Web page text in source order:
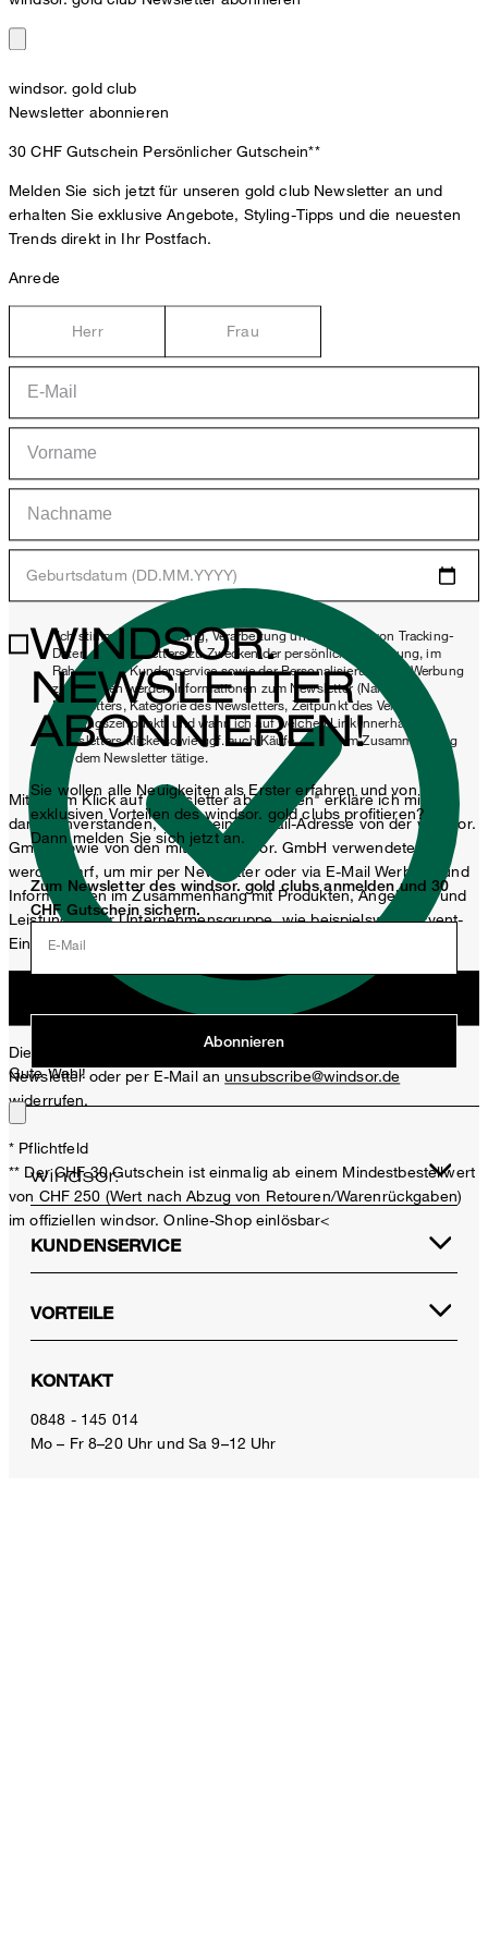
Baumwollmix-Chino Cino in Navy
CHF 150.00
inkl. MwSt
48
windsor. gold club
Newsletter abonnieren
30 CHF Gutschein Persönlicher Gutschein**
Melden Sie sich jetzt für unseren gold club Newsletter an und
erhalten Sie exklusive Angebote, Styling-Tipps und die neuesten
Trends direkt in Ihr Postfach.
Anrede
Herr Frau
Geburtsdatum (DD.MM.YYYY)
*Ich stimme der Erhebung, Verarbeitung und Nutzung von Tracking-
Daten des Newsletters zu Zwecken der persönlichen Beratung, im
Rahmen des Kundenservice sowie der Personalisierung von Werbung
zu. Erhoben werden Informationen zum Newsletter (Name des
Newsletters, Kategorie des Newsletters, Zeitpunkt des Versands,
Öffnungszeitpunkt) und wann ich auf welchen Link innerhalb des
Newsletters klicke sowie ggf. auch Käufe, die ich im Zusammenhang
mit dem Newsletter tätige.
Mit einem Klick auf „Newsletter abonnieren" erkläre ich mich
damit einverstanden, dass meine E-Mail-Adresse von der windsor.
GmbH sowie von den mit der windsor. GmbH verwendeten
werden darf, um mir per Newsletter oder via E-Mail Werbung und
Informationen im Zusammenhang mit Produkten, Angeboten und
Leistungen der Unternehmensgruppe, wie beispielsweise Event-
Einladungen, Aktionen, Produkt-Promotions zuzusenden.
Diese Einwilligung kann ich jederzeit durch den Abmeldelink im
Newsletter oder per E-Mail anunsubscribe@windsor.de
widerrufen.
* Pflichtfeld
** Der CHF 30 Gutschein ist einmalig ab einem Mindestbestellwert
von CHF 250 (Wert nach Abzug von Retouren/Warenrückgaben)
im offiziellen windsor. Online-Shop einlösbar<
Gute Wahl!
WINDSOR.
NEWSLETTER
ABONNIEREN!
E-Mail
Zum Newsletter des windsor. gold clubs anmelden und 30
CHF Gutschein sichern.
Sie wollen alle Neuigkeiten als Erster erfahren und von
exklusiven Vorteilen des windsor. gold clubs profitieren?
Dann melden Sie sich jetzt an.
Abonnieren
KUNDENSERVICE
VORTEILE
KONTAKT
0848 - 145 014
Mo – Fr 8–20 Uhr und Sa 9–12 Uhr